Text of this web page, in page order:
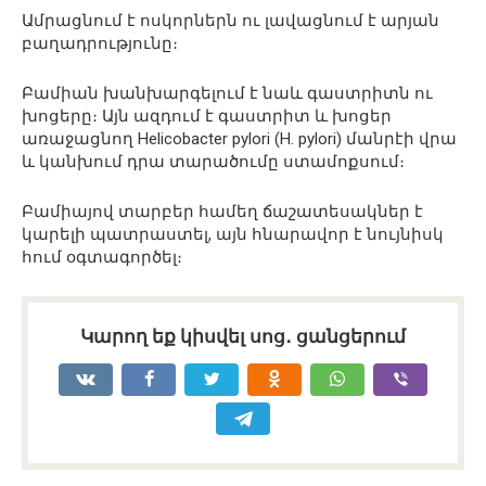
Ամրացնում է ոսկորներն ու լավացնում է արյան
բաղադրությունը։
Բամիան խանխարգելում է նաև գաստրիտն ու
խոցերը։ Այն ազդում է գաստրիտ և խոցեր
առաջացնող Helicobacter pylori (H. pylori) մանրէի վրա
և կանխում դրա տարածումը ստամոքսում։
Բամիայով տարբեր համեղ ճաշատեսակներ է
կարելի պատրաստել, այն հնարավոր է նույնիսկ
հում օգտագործել։
Կարող եք կիսվել սոց․ ցանցերում